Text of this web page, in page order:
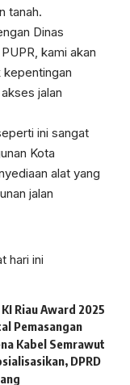
tanah.
Dinas
kami akan
jalan
ini sangat
Kota
alat yang
jalan
hari ini
Riau Award 2025
Pemasangan
Kabel Semrawut
DPRD